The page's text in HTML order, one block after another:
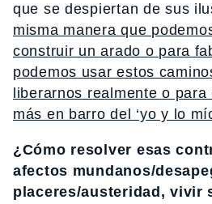
que se despiertan de sus
misma manera que
construir un arado o para
podemos usar estos
liberarnos realmente o
más en barro del ‘yo y lo
¿Cómo resolver esas
afectos mundanos/
placeres/austeridad, vivir